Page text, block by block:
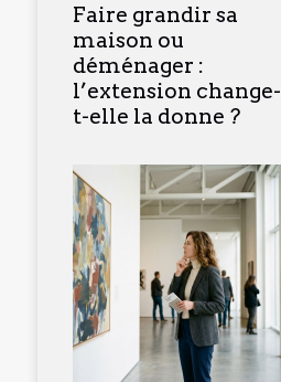
Faire grandir sa
maison ou
déménager :
l’extension change-
t-elle la donne ?